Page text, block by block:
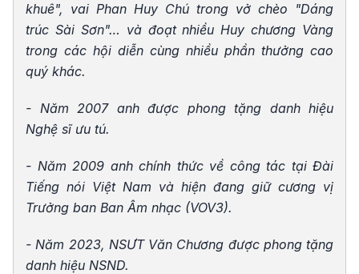
khuê", vai Phan Huy Chú trong vở chèo "Dáng
trúc Sài Sơn"… và đoạt nhiều Huy chương Vàng
trong các hội diễn cùng nhiều phần thưởng cao
quý khác.
- Năm 2007 anh được phong tặng danh hiệu
Nghệ sĩ ưu tú.
- Năm 2009 anh chính thức về công tác tại Đài
Tiếng nói Việt Nam và hiện đang giữ cương vị
Trưởng ban Ban Âm nhạc (VOV3).
- Năm 2023, NSƯT Văn Chương được phong tặng
danh hiệu NSND.